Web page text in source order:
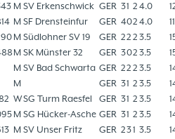
M SV Erkenschwick GER 31 2 4.0
M SF Drensteinfur GER 402 4.0
M Südlohner SV 19 GER 22 2 3.5
M SK Münster 32 GER 302 3.5
M SV Bad Schwarta GER 22 2 3.5
M GER 31 2 3.5
WSG Turm Raesfel GER 31 2 3.5
M SG Hücker-Asche GER 31 2 3.5
M SV Unser Fritz GER 231 3.5